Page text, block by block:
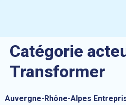
Catégorie
Transformer
Auvergne-Rhône-Alpes